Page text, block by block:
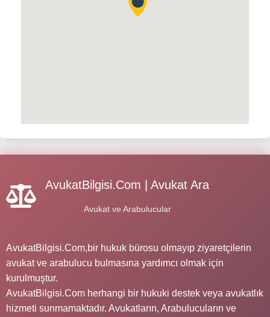
AvukatBilgisi.Com | Avukat Ara
Avukat ve Arabulucular
AvukatBilgisi.Com,bir hukuk bürosu olmayıp ziyaretçilerin
avukat ve arabulucu bulmasına yardımcı olmak için
kurulmuştur.
AvukatBilgisi.Com herhangi bir hukuki destek veya avukatlık
hizmeti sunmamaktadır. Avukatların, Arabulucuların ve